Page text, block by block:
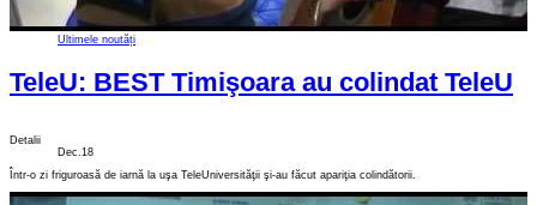
Ultimele noutăți
TeleU: BEST Timişoara au colindat TeleU
Detalii
Dec.18
Într-o zi friguroasă de iarnă la uşa TeleUniversităţii şi-au făcut apariţia colindătorii.